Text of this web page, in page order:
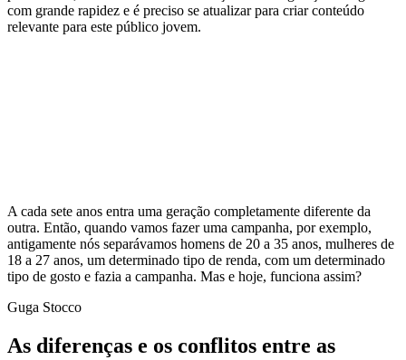
com grande rapidez e é preciso se atualizar para criar conteúdo
relevante para este público jovem.
A cada sete anos entra uma geração completamente diferente da
outra. Então, quando vamos fazer uma campanha, por exemplo,
antigamente nós separávamos homens de 20 a 35 anos, mulheres de
18 a 27 anos, um determinado tipo de renda, com um determinado
tipo de gosto e fazia a campanha. Mas e hoje, funciona assim?
Guga Stocco
As diferenças e os conflitos entre as